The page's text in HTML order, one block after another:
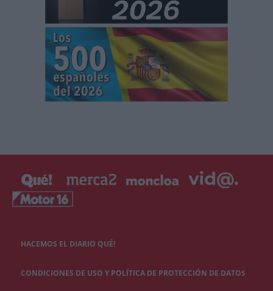
HACEMOS EL DIARIO QUÉ!
CONDICIONES DE USO Y POLÍTICA DE PROTECCIÓN DE DATOS